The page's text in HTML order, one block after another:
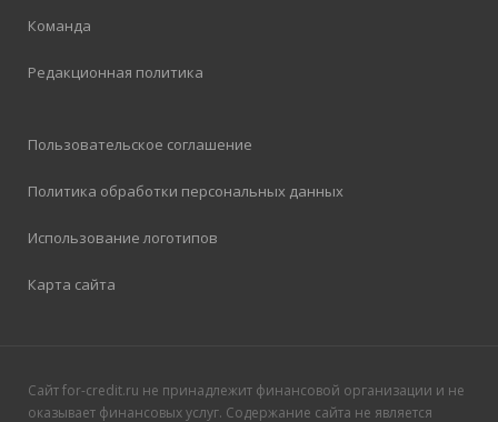
Команда
Редакционная политика
Пользовательское соглашение
Политика обработки персональных данных
Использование логотипов
Карта сайта
Сайт for-credit.ru не принадлежит финансовой организации и не
оказывает финансовых услуг. Содержание сайта не является